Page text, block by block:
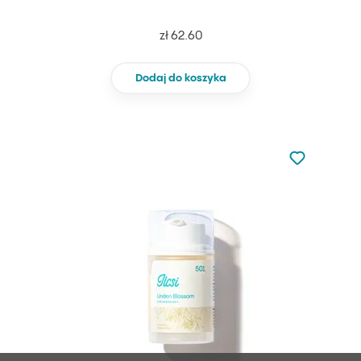
zł 62.60
Dodaj do koszyka
Nie dodano
Dodaj do